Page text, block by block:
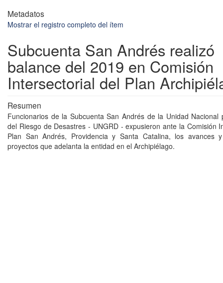
Metadatos
Mostrar el registro completo del ítem
Subcuenta San Andrés realizó
balance del 2019 en Comisión
Intersectorial del Plan
Resumen
Funcionarios de la Subcuenta San Andrés de la Unidad Nacional
del Riesgo de Desastres - UNGRD - expusieron ante la Comisión
Plan San Andrés, Providencia y Santa Catalina, los avances
proyectos que adelanta la entidad en el Archipiélago.